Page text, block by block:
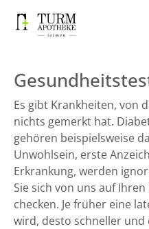
Es gibt Krankheiten, von
nichts gemerkt hat.
gehören beispielsweise
Unwohlsein, erste
Erkrankung, werden
Sie sich von uns auf
checken. Je früher eine
wird, desto schneller